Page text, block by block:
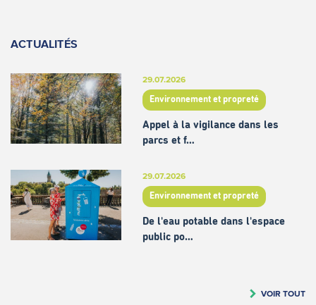
ACTUALITÉS
29.07.2026
Environnement et propreté
Appel à la vigilance dans les
parcs et f…
29.07.2026
Environnement et propreté
De l'eau potable dans l'espace
public po…
VOIR TOUT